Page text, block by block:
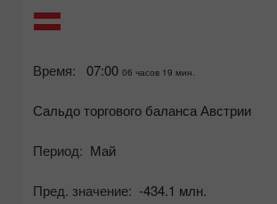
Время: 07:00 06 часов 19 мин.
Сальдо торгового баланса Австрии
Период: Май
Пред. значение: -434.1 млн.